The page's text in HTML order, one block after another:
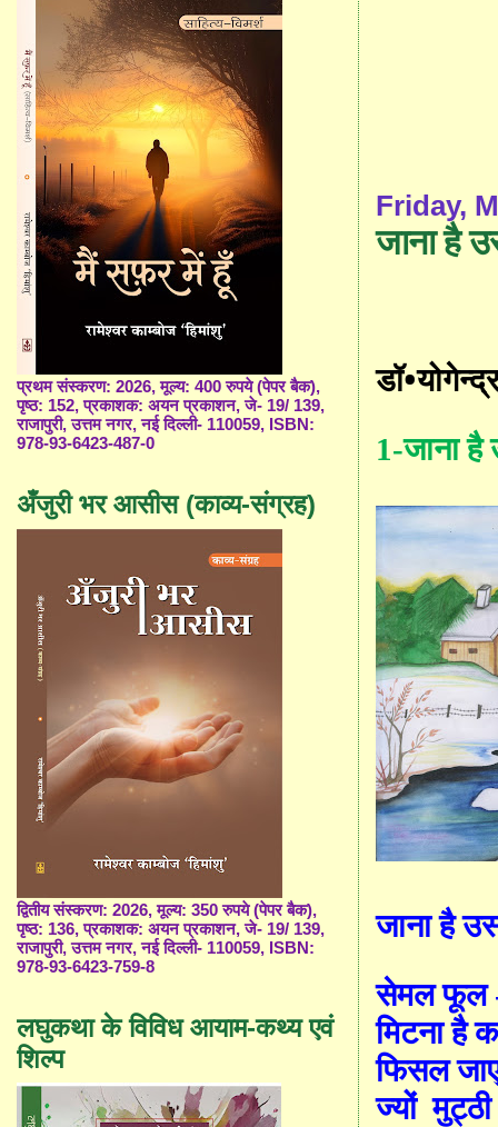
Friday,
जाना है
डॉ•
1-जाना है
जाना है
सेमल फूल
मिटना है
फिसल
ज्यों मुट्ठी
प्रथम संस्करण: 2026, मूल्य: 400 रुपये (पेपर बैक),
पृष्ठ: 152, प्रकाशक: अयन प्रकाशन, जे- 19/ 139,
राजापुरी, उत्तम नगर, नई दिल्ली- 110059, ISBN:
978-93-6423-487-0
अँजुरी भर आसीस (काव्य-संग्रह)
द्वितीय संस्करण: 2026, मूल्य: 350 रुपये (पेपर बैक),
पृष्ठ: 136, प्रकाशक: अयन प्रकाशन, जे- 19/ 139,
राजापुरी, उत्तम नगर, नई दिल्ली- 110059, ISBN:
978-93-6423-759-8
लघुकथा के विविध आयाम-कथ्य एवं
शिल्प